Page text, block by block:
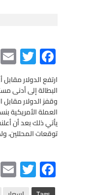
F
ac
e
b
o
o
T
wi
tt
er
ارتفع الدولار
البطالة إلى أدنى
العملة الأمريكية بنسبة 0.5% إلى
توقعات المحللين، ولكن معدل البطالة تراجع
F
ac
T
wi